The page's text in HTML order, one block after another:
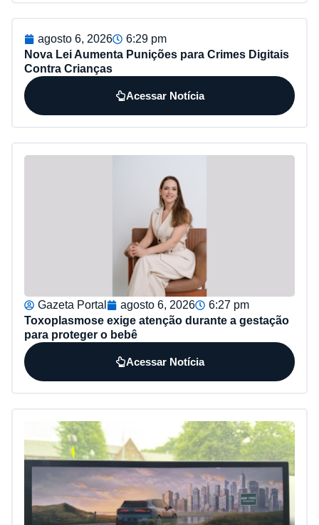
agosto 6, 2026
6:29 pm
Nova Lei Aumenta Punições para Crimes Digitais
Contra Crianças
Acessar Notícia
Gazeta Portal agosto 6, 2026
6:27 pm
Toxoplasmose exige atenção durante a gestação
para proteger o bebê
Acessar Notícia